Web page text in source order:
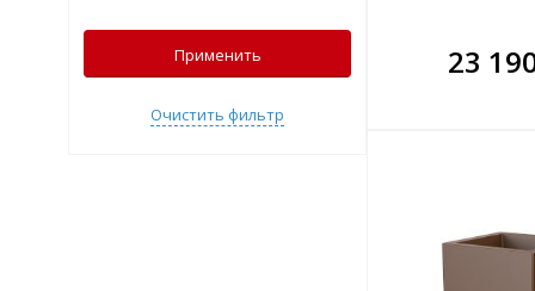
В комплекте
всегда выгоднее!
Подобрать комплект
23В
всегда
Применить
Очистить фильтр